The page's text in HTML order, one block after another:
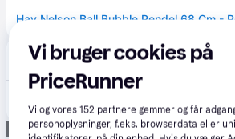
Interiorshop.dk 4.0(1)
Fri fragt
Eller 3
Annonce
Vi bruger cookies på
PriceRunner
Vi og vores152 partnere gemmer og får
personoplysninger, f.eks. browserdata eller